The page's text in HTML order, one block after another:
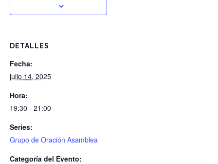
DETALLES
Fecha:
julio 14, 2025
Hora:
19:30 - 21:00
Series:
Grupo de Oración Asamblea
Categoría del Evento: